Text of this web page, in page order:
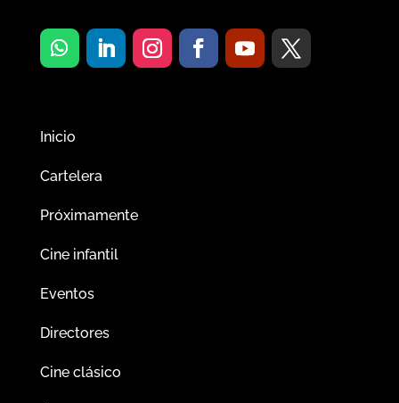
Inicio
Cartelera
Próximamente
Cine infantil
Eventos
Directores
Cine clásico